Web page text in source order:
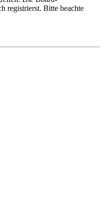
registrierst. Bitte beachte